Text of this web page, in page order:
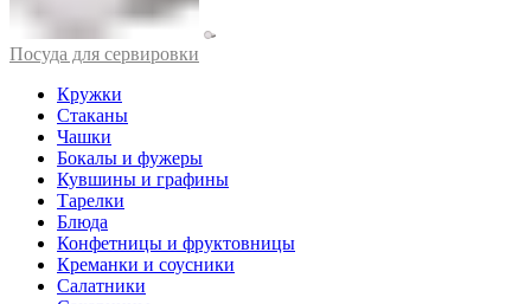
Посуда для сервировки
Кружки
Стаканы
Чашки
Бокалы и фужеры
Кувшины и графины
Тарелки
Блюда
Конфетницы и фруктовницы
Креманки и соусники
Салатники